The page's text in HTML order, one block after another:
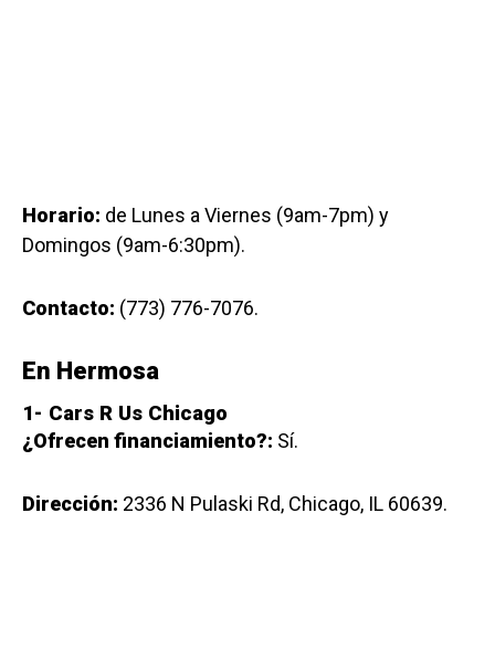
Horario: de Lunes a Viernes (9am-7pm) y
Domingos (9am-6:30pm).
Contacto: (773) 776-7076.
En Hermosa
1- Cars R Us Chicago
¿Ofrecen financiamiento?: Sí.
Dirección: 2336 N Pulaski Rd, Chicago, IL 60639.